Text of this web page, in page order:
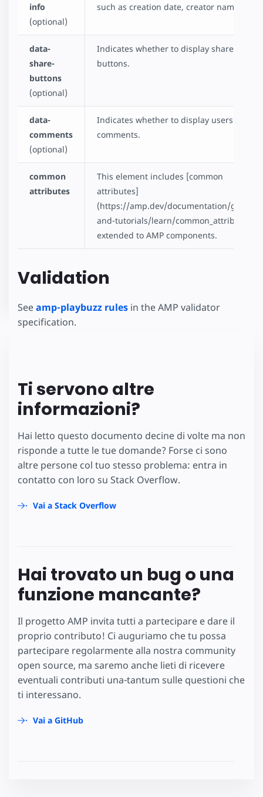
info
(optional)
such as creation date, creator name, etc.
data-
share-
buttons
(optional)
Indicates whether to display share
buttons.
data-
comments
(optional)
Indicates whether to display users'
comments.
common
attributes
This element includes [common
attributes]
(https://amp.dev/documentation/guides-
and-tutorials/learn/common_attributes)
extended to AMP components.
Validation
Seeamp-playbuzz rules in the AMP validator
specification.
Ti servono altre
informazioni?
Hai letto questo documento decine di volte ma non
risponde a tutte le tue domande? Forse ci sono
altre persone col tuo stesso problema: entra in
contatto con loro su Stack Overflow.
Vai a Stack Overflow
Hai trovato un bug o una
funzione mancante?
Il progetto AMP invita tutti a partecipare e dare il
proprio contributo! Ci auguriamo che tu possa
partecipare regolarmente alla nostra community
open source, ma saremo anche lieti di ricevere
eventuali contributi una-tantum sulle questioni che
ti interessano.
Vai a GitHub